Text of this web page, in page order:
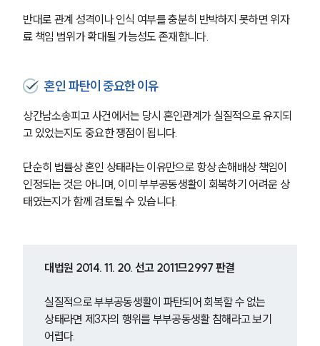
반대로 관계 성격이나 인식 여부를 충분히 반박하지 못하면 위자
료 책임 범위가 확대될 가능성도 존재합니다.
혼인 파탄이 중요한 이유
상간남소송피고 사건에서는 당시 혼인관계가 실질적으로 유지되
고 있었는지도 중요한 쟁점이 됩니다.
단순히 법률상 혼인 상태라는 이유만으로 항상 손해배상 책임이
인정되는 것은 아니며, 이미 부부공동생활이 회복하기 어려운 상
태였는지가 함께 검토될 수 있습니다.
대법원 2014. 11. 20. 선고 2011므2997 판결
실질적으로 부부공동생활이 파탄되어 회복할 수 없는
상태라면 제3자의 행위를 부부공동생활 침해라고 보기
어렵다.